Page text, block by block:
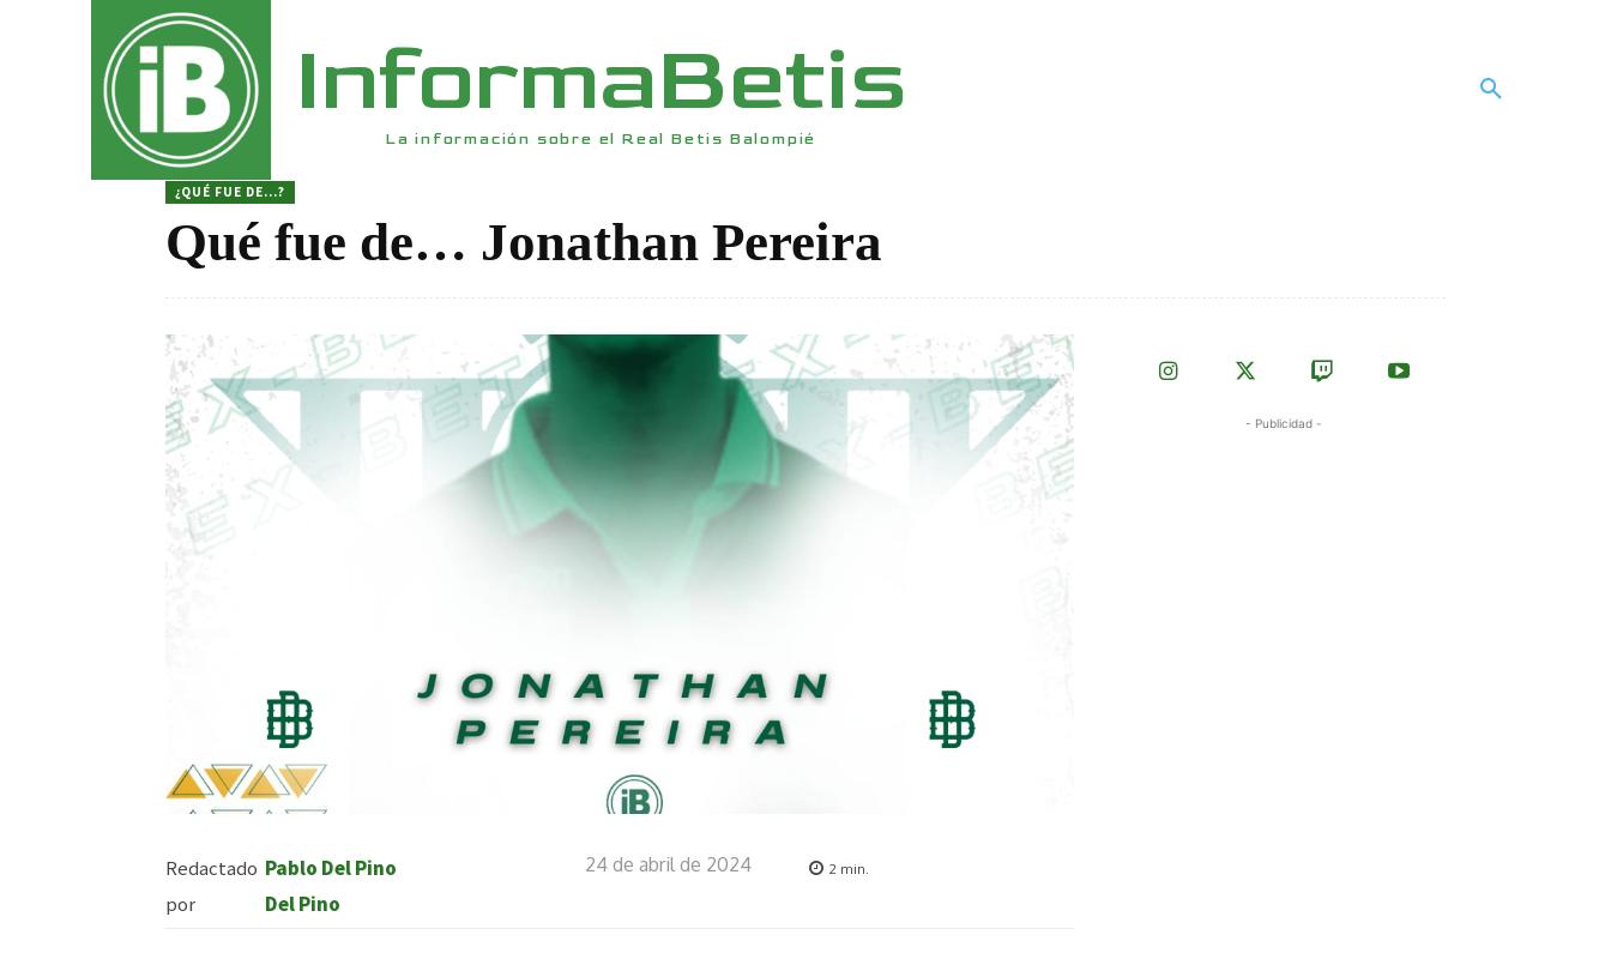
InformaBetis
La información sobre el Real Betis Balompié
¿QUÉ FUE DE...?
Qué fue de… Jonathan Pereira
Redactado
por
Pablo Del Pino
Del Pino
24 de abril de 2024 2 min.
- Publicidad -